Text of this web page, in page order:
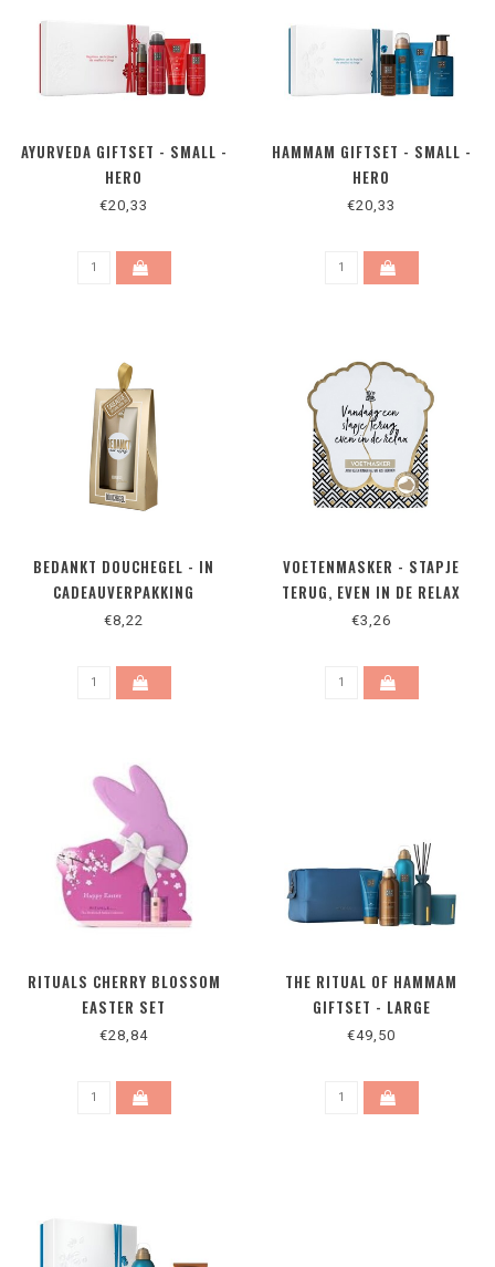
AYURVEDA GIFTSET - SMALL -
HERO
€20,33
HAMMAM GIFTSET - SMALL -
HERO
€20,33
BEDANKT DOUCHEGEL - IN
CADEAUVERPAKKING
€8,22
VOETENMASKER - STAPJE
TERUG, EVEN IN DE RELAX
€3,26
RITUALS CHERRY BLOSSOM
EASTER SET
€28,84
THE RITUAL OF HAMMAM
GIFTSET - LARGE
€49,50